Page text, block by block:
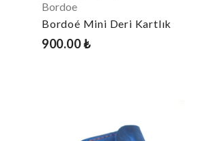
Bordoe
Bordoé Mini Deri Kartlık
900.00 ₺